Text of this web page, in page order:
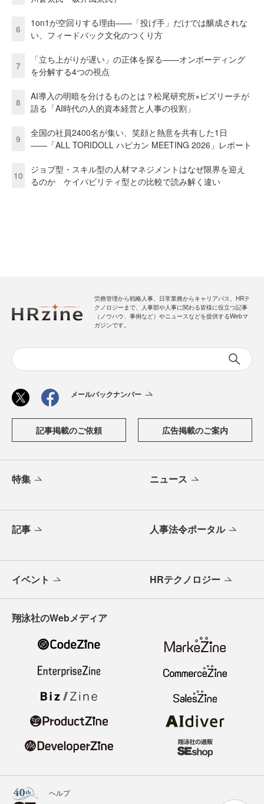
6
1on1が空回りする理由——「投げ手」だけでは醸成されな
い、フィードバック文化のつくり方
7
「立ち上がりが遅い」の正体を探る——オンボーディング
を分解する4つの視点
8
AI導入の明暗を分けるものとは？松尾研究所×ビズリーチが
語る「AI時代の人的資本経営と人事の役割」
9
全国の社員2400名が集い、笑顔と熱意を共有した1日
――「ALL TORIDOLL ハピカン MEETING 2026」レポート
10
ジョブ型・スキル型の人材マネジメントはなぜ限界を迎え
るのか ケイパビリティ型との比較で読み解く違い
労務管理から戦略人事、日常業務からキャリアパス、HRテ
クノロジーまで、人事部や人事に関わる皆様に役立つ記事
（ノウハウ、事例など）やニュースなどを提供するWebマ
ガジンです。
メールバックナンバー
記事掲載のご依頼 広告掲載のご案内
特集 ニュース
記事 人事法令ポータル
イベント HRテクノロジー
翔泳社のWebメディア
ヘルプ